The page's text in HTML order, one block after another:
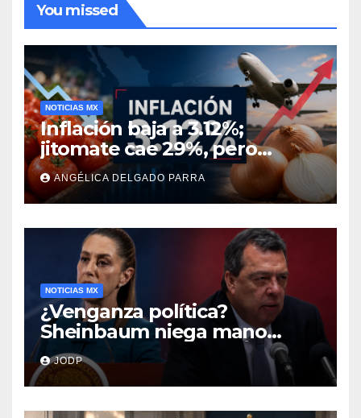
You missed
NOTICIAS MX
Inflación baja a 3.12%;
jitomate cae 29%, pero
cebolla y vuelos se
encarecen
ANGÉLICA DELGADO PARRA
NOTICIAS MX
¿Venganza política?
Sheinbaum niega mano
negra en captura de Ángel
Aguirre
JODP